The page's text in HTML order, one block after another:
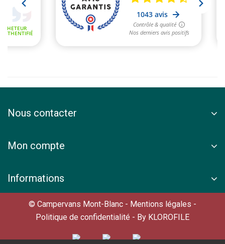
Nous contacter
Mon compte
Informations
© Campervans Mont-Blanc - Mentions légales -
Politique de confidentialité - By KLOROFILE